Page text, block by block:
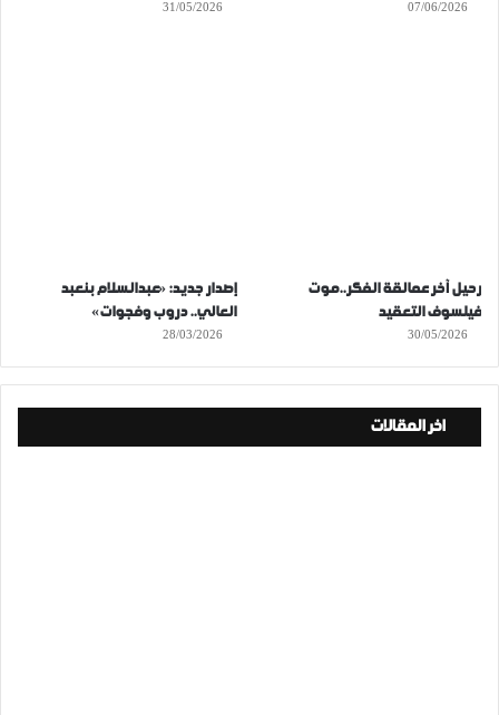
07/06/2026
31/05/2026
رحيل آخر عمالقة الفكر..موت
فيلسوف التعقيد
30/05/2026
إصدار جديد: «عبدالسلام بنعبد
العالي.. دروب وفجوات»
28/03/2026
اخر المقالات